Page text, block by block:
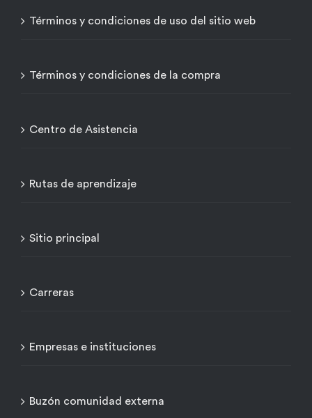
Términos y condiciones de uso del sitio web
Términos y condiciones de la compra
Centro de Asistencia
Rutas de aprendizaje
Sitio principal
Carreras
Empresas e instituciones
Buzón comunidad externa